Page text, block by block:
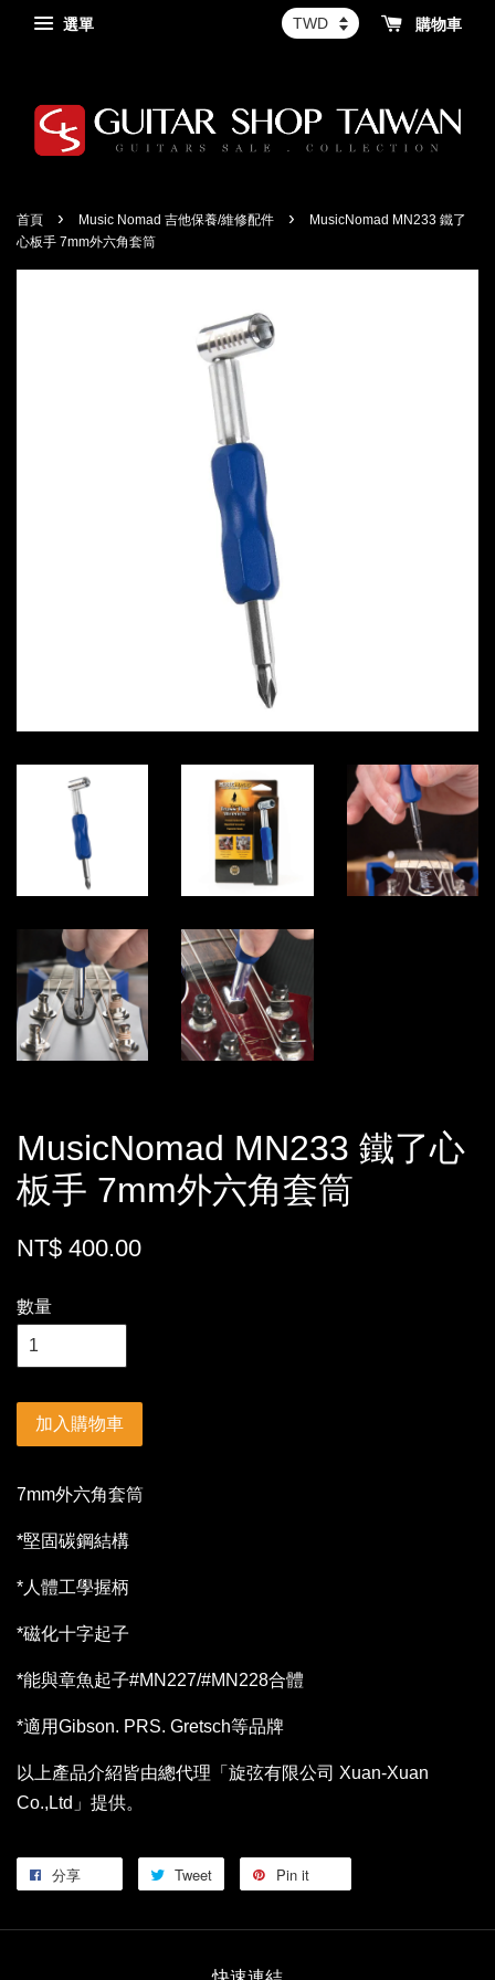
選單 購物車
首頁 › Music Nomad 吉他保養/維修配件 ›
MusicNomad MN233 鐵了
心板手 7mm外六角套筒
MusicNomad MN233 鐵了心
板手 7mm外六角套筒
NT$ 400.00
數量
加入購物車
7mm外六角套筒
*堅固碳鋼結構
*人體工學握柄
*磁化十字起子
*能與章魚起子#MN227/#MN228合體
*適用Gibson. PRS. Gretsch等品牌
以上產品介紹皆由總代理「旋弦有限公司 Xuan-Xuan
Co.,Ltd」提供。
分享 Tweet Pin it